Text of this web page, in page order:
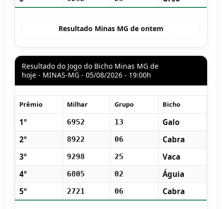
Resultado Minas MG de ontem
Resultado do Jogo do Bicho Minas MG de
hoje - MINAS-MG - 05/08/2026 - 19:00h
Prêmio Milhar Grupo Bicho
1º 6952 13
Galo
2º
8922 06
Cabra
3º
9298 25
Vaca
4º
6805 02
Águia
5º
2721 06 Cabra